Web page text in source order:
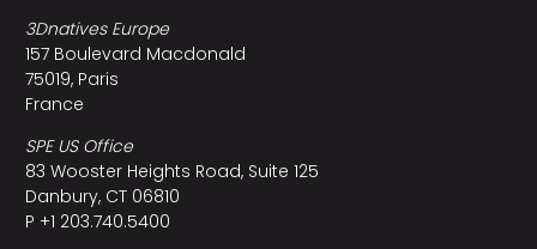
3Dnatives Europe
157 Boulevard Macdonald
75019, Paris
France
SPE US Office
83 Wooster Heights Road, Suite 125
Danbury, CT 06810
P +1 203.740.5400